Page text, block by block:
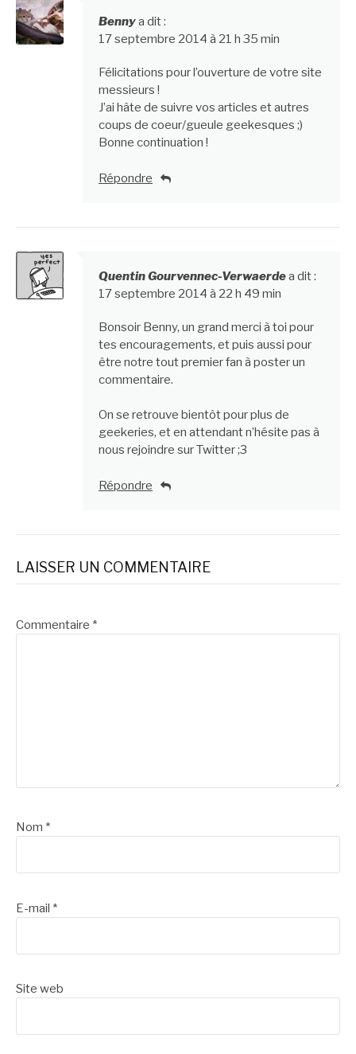
Bennya dit :
17 septembre 2014 à 21 h 35 min
Félicitations pour l’ouverture de votre site
messieurs !
J’ai hâte de suivre vos articles et autres
coups de coeur/gueule geekesques ;)
Bonne continuation !
Répondre
Quentin Gourvennec-Verwaerdea dit :
17 septembre 2014 à 22 h 49 min
Bonsoir Benny, un grand merci à toi pour
tes encouragements, et puis aussi pour
être notre tout premier fan à poster un
commentaire.
On se retrouve bientôt pour plus de
geekeries, et en attendant n’hésite pas à
nous rejoindre sur Twitter ;3
Répondre
LAISSER UN COMMENTAIRE
Commentaire *
Nom *
E-mail *
Site web